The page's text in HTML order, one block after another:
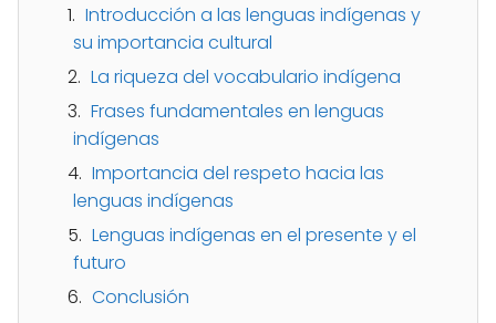
Introducción a las lenguas indígenas y
su importancia cultural
La riqueza del vocabulario indígena
Frases fundamentales en lenguas
indígenas
Importancia del respeto hacia las
lenguas indígenas
Lenguas indígenas en el presente y el
futuro
Conclusión